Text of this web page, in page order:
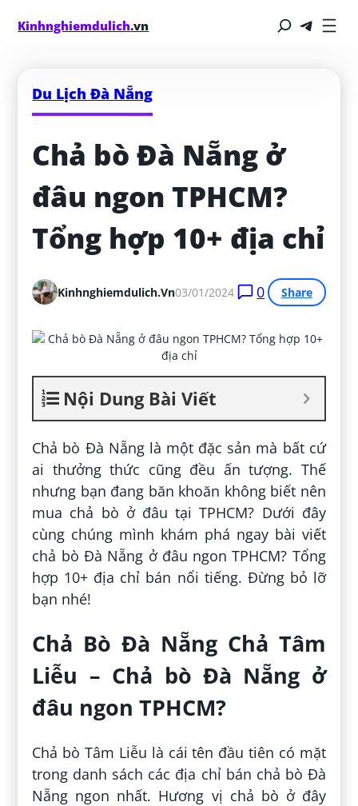
Kinhnghiemdulich.vn
Du Lịch Đà Nẵng
Chả bò Đà Nẵng ở
đâu ngon TPHCM?
Tổng hợp 10+ địa chỉ
Kinhnghiemdulich.vn03/01/2024 0 Share
Nội Dung Bài Viết
Chả bò Đà Nẵng là một đặc sản mà bất cứ
ai thưởng thức cũng đều ấn tượng. Thế
nhưng bạn đang băn khoăn không biết nên
mua chả bò ở đâu tại TPHCM? Dưới đây
cùng chúng mình khám phá ngay bài viết
chả bò Đà Nẵng ở đâu ngon TPHCM? Tổng
hợp 10+ địa chỉ bán nổi tiếng. Đừng bỏ lỡ
bạn nhé!
Chả Bò Đà Nẵng Chả Tâm
Liễu – Chả bò Đà Nẵng ở
đâu ngon TPHCM?
Chả bò Tâm Liễu là cái tên đầu tiên có mặt
trong danh sách các địa chỉ bán chả bò Đà
Nẵng ngon nhất. Hương vị chả bò ở đây